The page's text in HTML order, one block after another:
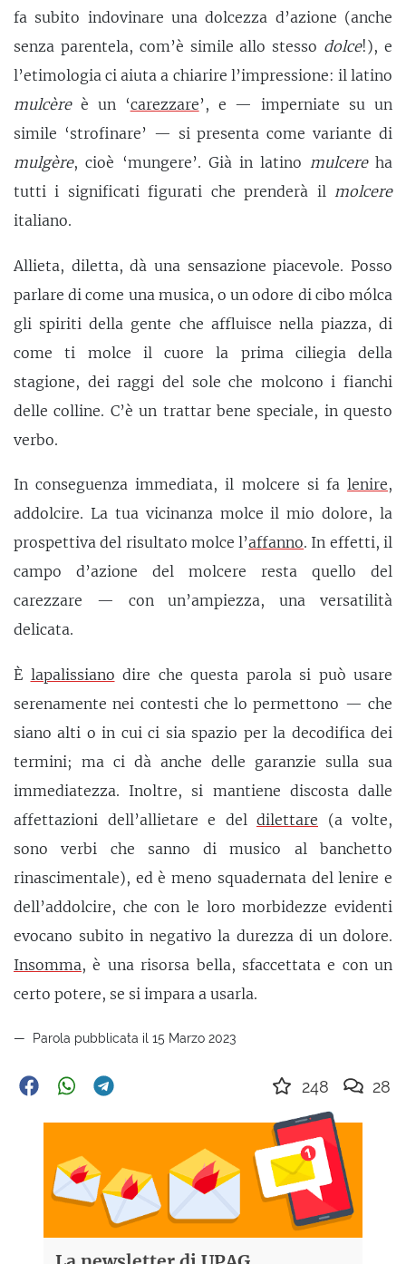
fa subito indovinare una dolcezza d’azione (anche
senza parentela, com’è simile allo stesso dolce!), e
l’etimologia ci aiuta a chiarire l’impressione: il latino
mulcèreè un ‘carezzare’, e — imperniate su un
simile ‘strofinare’ — si presenta come variante di
mulgère, cioè ‘mungere’. Già in latino mulcereha
tutti i significati figurati che prenderà il molcere
italiano.
Allieta, diletta, dà una sensazione piacevole. Posso
parlare di come una musica, o un odore di cibo mólca
gli spiriti della gente che affluisce nella piazza, di
come ti molce il cuore la prima ciliegia della
stagione, dei raggi del sole che molcono i fianchi
delle colline. C’è un trattar bene speciale, in questo
verbo.
In conseguenza immediata, il molcere si fa lenire,
addolcire. La tua vicinanza molce il mio dolore, la
prospettiva del risultato molce l’affanno. In effetti, il
campo d’azione del molcere resta quello del
carezzare — con un’ampiezza, una versatilità
delicata.
È lapalissiano dire che questa parola si può usare
serenamente nei contesti che lo permettono — che
siano alti o in cui ci sia spazio per la decodifica dei
termini; ma ci dà anche delle garanzie sulla sua
immediatezza. Inoltre, si mantiene discosta dalle
affettazioni dell’allietare e del dilettare (a volte,
sono verbi che sanno di musico al banchetto
rinascimentale), ed è meno squadernata del lenire e
dell’addolcire, che con le loro morbidezze evidenti
evocano subito in negativo la durezza di un dolore.
Insomma, è una risorsa bella, sfaccettata e con un
certo potere, se si impara a usarla.
Parola pubblicata il 15 Marzo 2023
248 28